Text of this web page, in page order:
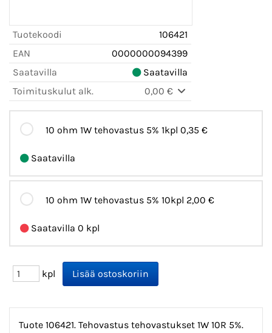
Tuotekoodi
106421
EAN
0000000094399
Saatavilla
Saatavilla
Toimituskulut alk.
0,00 €
10 ohm 1W tehovastus 5% 1kpl 0,35 €
Saatavilla
10 ohm 1W tehovastus 5% 10kpl 2,00 €
Saatavilla 0 kpl
kpl
Tuote 106421. Tehovastus tehovastukset 1W 10R 5%.